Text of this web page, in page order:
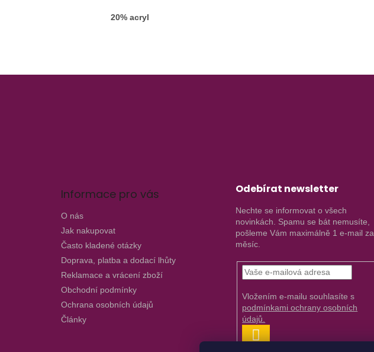
20% acryl
Informace pro vás
O nás
Jak nakupovat
Často kladené otázky
Doprava, platba a dodací lhůty
Reklamace a vrácení zboží
Obchodní podmínky
Ochrana osobních údajů
Články
Odebírat newsletter
Nechte se informovat o všech
novinkách. Spamu se bát nemusíte,
pošleme Vám maximálně 1 e-mail za
měsíc.
Vložením e-mailu souhlasíte s
podmínkami ochrany osobních
údajů.
PŘIHLÁSIT